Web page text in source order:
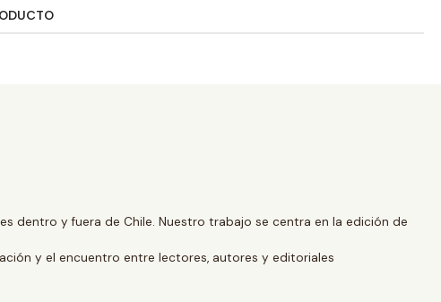
dentro y fuera de Chile. Nuestro trabajo se centra en la edición de
y el encuentro entre lectores, autores y editoriales